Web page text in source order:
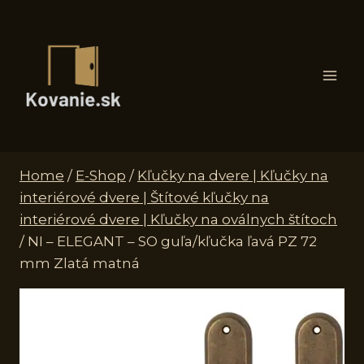
Home / E-Shop / Kľučky na dvere | Kľučky na
interiérové dvere | Štítové kľučky na
interiérové dvere | Kľučky na oválnych štítoch
/ NI – ELEGANT – SO guľa/kľučka ľavá PZ 72
mm Zlatá matná